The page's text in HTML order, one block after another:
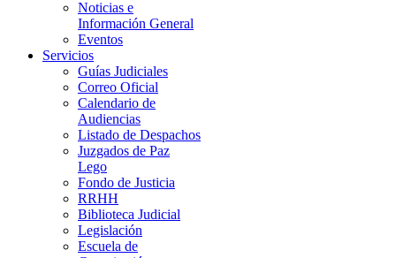
Noticias e
Información General
Eventos
Servicios
Guías Judiciales
Correo Oficial
Calendario de
Audiencias
Listado de Despachos
Juzgados de Paz
Lego
Fondo de Justicia
RRHH
Biblioteca Judicial
Legislación
Escuela de